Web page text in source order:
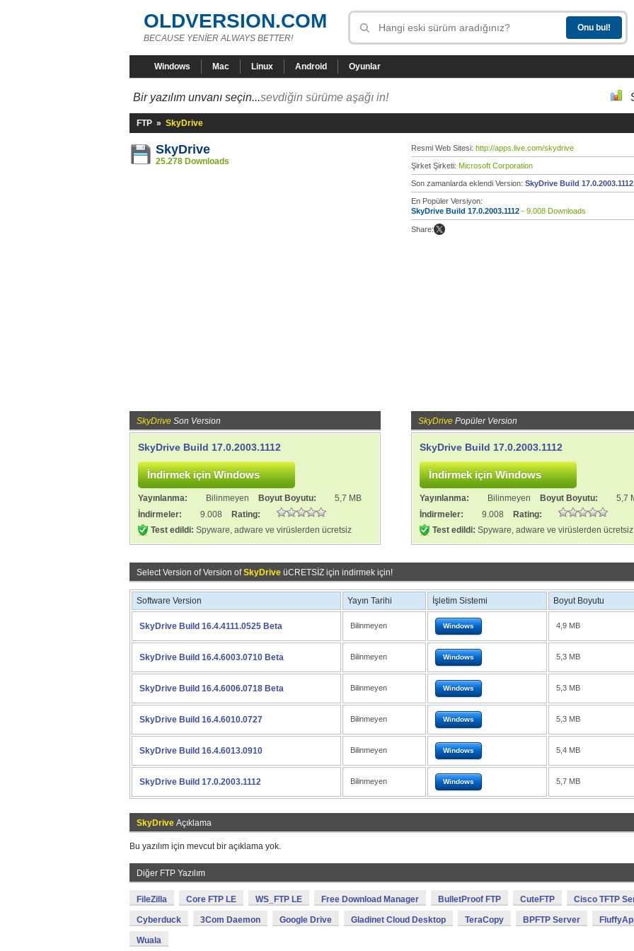
OLDVERSION.COM
BECAUSE YENİER ALWAYS BETTER!
Windows Mac Linux Android Oyunlar
Bir yazılım unvanı seçin...sevdiğin sürüme aşağı in!
FTP » SkyDrive
SkyDrive
25.278 Downloads
Resmi Web Sitesi: http://apps.live.com/skydrive
Şirket Şirketi: Microsoft Corporation
Son zamanlarda eklendi Version: SkyDrive Build 17.0.2003.1112
En Popüler Versiyon:
SkyDrive Build 17.0.2003.1112 - 9.008 Downloads
Share:
SkyDrive Son Version
SkyDrive Build 17.0.2003.1112
Yayınlanma: Bilinmeyen Boyut Boyutu:
5,7 MB
İndirmeler:
9.008
Rating:
Test edildi: Spyware, adware ve virüslerden ücretsiz
SkyDrive Popüler Version
SkyDrive Build 17.0.2003.1112
Yayınlanma: Bilinmeyen Boyut Boyutu:
5,7
İndirmeler:
9.008
Rating:
Test edildi: Spyware, adware ve virüslerden ücretsiz
Select Version of Version ofSkyDrive üCRETSİZ için indirmek için!
Software Version Yayın Tarihi İşletim Sistemi Boyut Boyutu
SkyDrive Build 16.4.4111.0525 Beta Bilinmeyen Windows 4,9 MB
SkyDrive Build 16.4.6003.0710 Beta Bilinmeyen Windows 5,3 MB
SkyDrive Build 16.4.6006.0718 Beta Bilinmeyen Windows 5,3 MB
SkyDrive Build 16.4.6010.0727 Bilinmeyen Windows 5,3 MB
SkyDrive Build 16.4.6013.0910 Bilinmeyen Windows 5,4 MB
SkyDrive Build 17.0.2003.1112 Bilinmeyen Windows 5,7 MB
SkyDrive Açıklama
Bu yazılım için mevcut bir açıklama yok.
Diğer FTP Yazılım
FileZilla Core FTP LE WS_FTP LE Free Download Manager BulletProof FTP CuteFTP Cisco TFTP
Cyberduck 3Com Daemon Google Drive Gladinet Cloud Desktop TeraCopy BPFTP Server
Wuala